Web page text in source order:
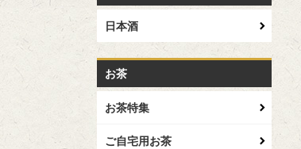
日本酒
お茶
お茶特集
ご自宅用お茶